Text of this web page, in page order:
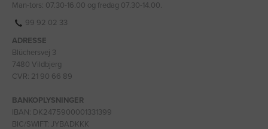
Man-tors: 07.30-16.00 og fredag 07.30-14.00.
99 92 02 33
ADRESSE
Blüchersvej 3
7480 Vildbjerg
CVR: 21 90 66 89
BANKOPLYSNINGER
IBAN: DK2475900001331399
BIC/SWIFT: JYBADKKK